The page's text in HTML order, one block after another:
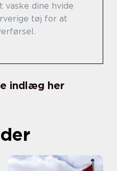
vaske dine hvide
tøj for at
indlæg her